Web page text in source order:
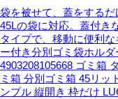
袋を被せて、蓋をする
45Lの袋に対応。蓋付き
タイプで、移動に便利な
ー付き分別ゴミ袋ホル
4903208105668 ゴミ箱
ミ箱 分別ゴミ箱 45リッ
ンプル 縦開き 枠だけ